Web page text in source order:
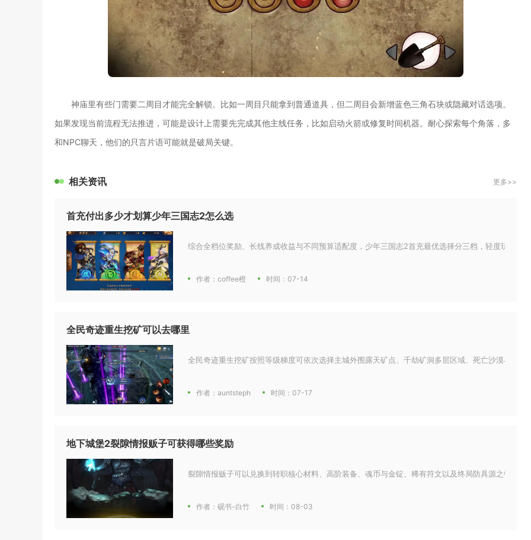
神庙里有些门需要二周目才能完全解锁。比如一周目只能拿到普通道具，但二周目会新增蓝色三角石块或隐藏对话选项。
如果发现当前流程无法推进，可能是设计上需要先完成其他主线任务，比如启动火箭或修复时间机器。耐心探索每个角落，多
和NPC聊天，他们的只言片语可能就是破局关键。
相关资讯 更多>>
首充付出多少才划算少年三国志2怎么选
综合全档位奖励、长线养成收益与不同预算适配度，少年三国志2首充最优选择分三档，轻度玩家直
作者：coffee橙 时间：07-14
全民奇迹重生挖矿可以去哪里
全民奇迹重生挖矿按照等级梯度可依次选择主城外围露天矿点、千劫矿洞多层区域、死亡沙漠与亚特
作者：auntsteph 时间：07-17
地下城堡2裂隙情报贩子可获得哪些奖励
裂隙情报贩子可以兑换到转职核心材料、高阶装备、魂币与金锭、稀有符文以及终局防具源之铠，奖
作者：砚书-白竹 时间：08-03